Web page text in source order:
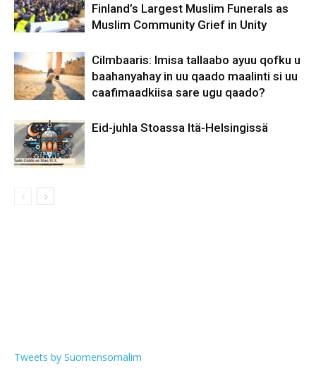
Finland’s Largest Muslim Funerals as
Muslim Community Grief in Unity
Cilmbaaris: Imisa tallaabo ayuu qofku u
baahanyahay in uu qaado maalinti si uu
caafimaadkiisa sare ugu qaado?
Eid-juhla Stoassa Itä-Helsingissä
Tweets by Suomensomalim